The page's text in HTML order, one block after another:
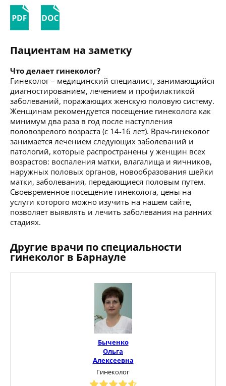
Пациентам на заметку
Что делает гинеколог?
Гинеколог – медицинский специалист, занимающийся
диагностированием, лечением и профилактикой
заболеваний, поражающих женскую половую систему.
Женщинам рекомендуется посещение гинеколога как
минимум два раза в год после наступления
половозрелого возраста (с 14-16 лет). Врач-гинеколог
занимается лечением следующих заболеваний и
патологий, которые распространены у женщин всех
возрастов: воспаления матки, влагалища и яичников,
наружных половых органов, новообразования шейки
матки, заболевания, передающиеся половым путем.
Своевременное посещение гинеколога, цены на
услуги которого можно изучить на нашем сайте,
позволяет выявлять и лечить заболевания на ранних
стадиях.
Другие врачи по специальности
гинеколог в Барнауле
Быченко
Ольга
Алексеевна
Гинеколог